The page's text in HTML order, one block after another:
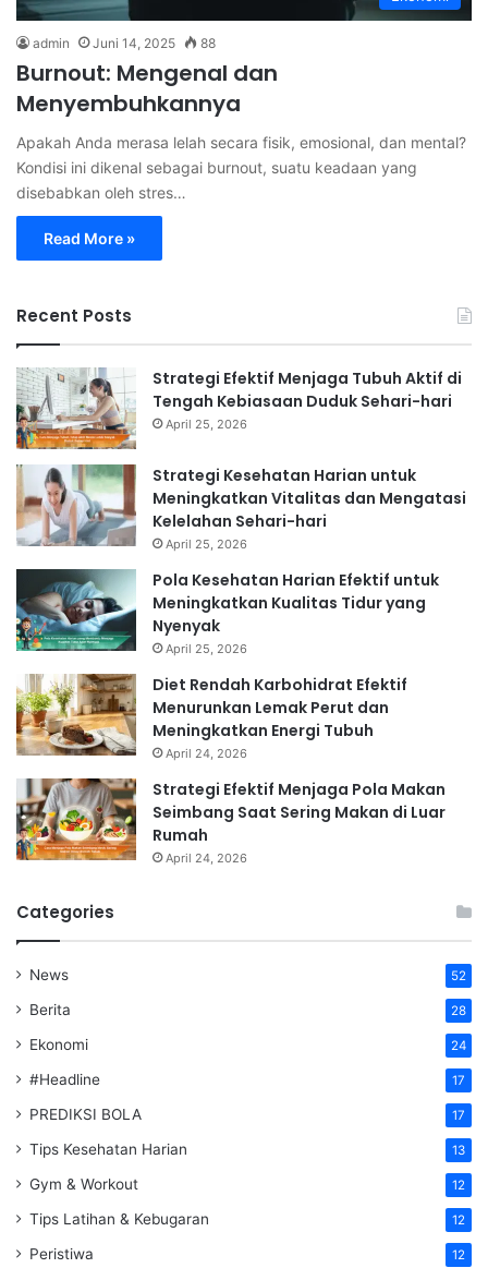
admin Juni 14, 2025 88
Burnout: Mengenal dan
Menyembuhkannya
Apakah Anda merasa lelah secara fisik, emosional, dan mental?
Kondisi ini dikenal sebagai burnout, suatu keadaan yang
disebabkan oleh stres…
Read More »
Recent Posts
Strategi Efektif Menjaga Tubuh Aktif di
Tengah Kebiasaan Duduk Sehari-hari
April 25, 2026
Strategi Kesehatan Harian untuk
Meningkatkan Vitalitas dan Mengatasi
Kelelahan Sehari-hari
April 25, 2026
Pola Kesehatan Harian Efektif untuk
Meningkatkan Kualitas Tidur yang
Nyenyak
April 25, 2026
Diet Rendah Karbohidrat Efektif
Menurunkan Lemak Perut dan
Meningkatkan Energi Tubuh
April 24, 2026
Strategi Efektif Menjaga Pola Makan
Seimbang Saat Sering Makan di Luar
Rumah
April 24, 2026
Categories
News 52
Berita 28
Ekonomi 24
#Headline 17
PREDIKSI BOLA 17
Tips Kesehatan Harian 13
Gym & Workout 12
Tips Latihan & Kebugaran 12
Peristiwa 12